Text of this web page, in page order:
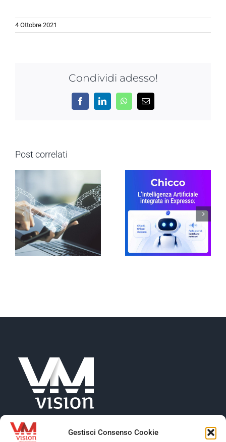
Gestisci Consenso Cookie
4 Ottobre 2021
Condividi adesso!
FacebookLinkedInWhatsApp
Email
Post correlati